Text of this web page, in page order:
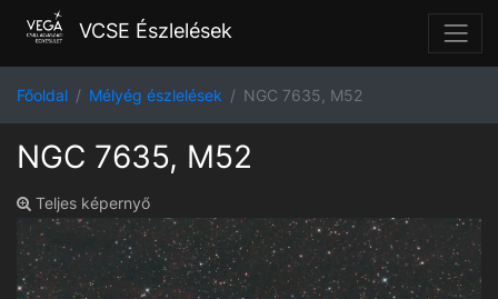
VCSE Észlelések
Főoldal Mélyég észlelések NGC 7635, M52
NGC 7635, M52
Teljes képernyő